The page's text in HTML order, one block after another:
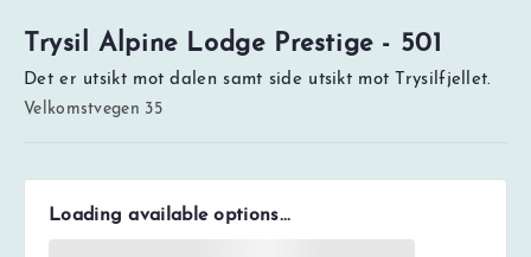
Trysil Alpine Lodge Prestige - 501
Det er utsikt mot dalen samt side utsikt mot Trysilfjellet.
Velkomstvegen 35
Loading available options...